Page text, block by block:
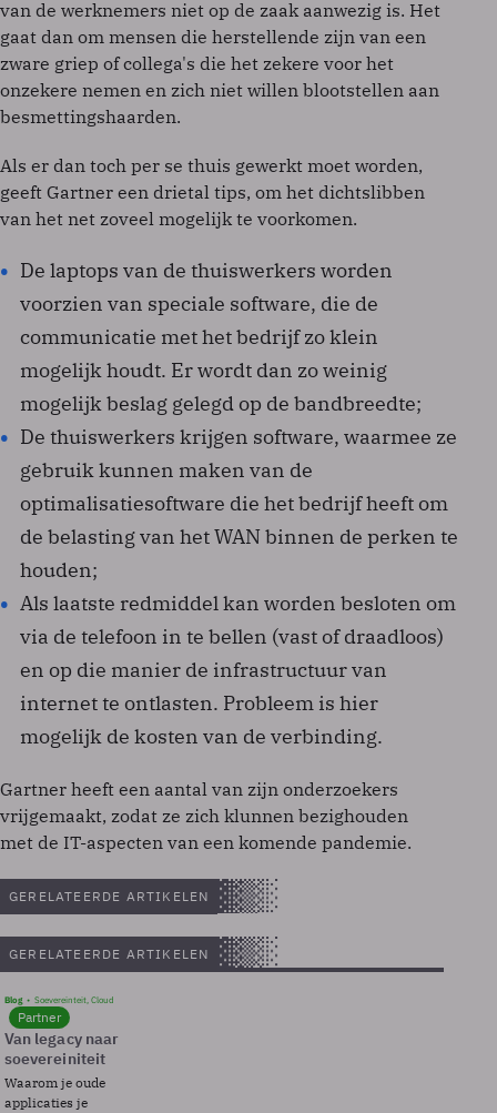
van de werknemers niet op de zaak aanwezig is. Het
gaat dan om mensen die herstellende zijn van een
zware griep of collega's die het zekere voor het
onzekere nemen en zich niet willen blootstellen aan
besmettingshaarden.
Als er dan toch per se thuis gewerkt moet worden,
geeft Gartner een drietal tips, om het dichtslibben
van het net zoveel mogelijk te voorkomen.
De laptops van de thuiswerkers worden
voorzien van speciale software, die de
communicatie met het bedrijf zo klein
mogelijk houdt. Er wordt dan zo weinig
mogelijk beslag gelegd op de bandbreedte;
De thuiswerkers krijgen software, waarmee ze
gebruik kunnen maken van de
optimalisatiesoftware die het bedrijf heeft om
de belasting van het WAN binnen de perken te
houden;
Als laatste redmiddel kan worden besloten om
via de telefoon in te bellen (vast of draadloos)
en op die manier de infrastructuur van
internet te ontlasten. Probleem is hier
mogelijk de kosten van de verbinding.
Gartner heeft een aantal van zijn onderzoekers
vrijgemaakt, zodat ze zich klunnen bezighouden
met de IT-aspecten van een komende pandemie.
GERELATEERDE ARTIKELEN
GERELATEERDE ARTIKELEN
Blog Soevereinteit, Cloud
Partner
Van legacy naar
soevereiniteit
Waarom je oude
applicaties je